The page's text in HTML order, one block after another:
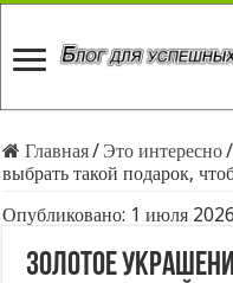
Главная/ Это интересно/
выбрать такой подарок,
Опубликовано: 1 июля 2026
Золотое